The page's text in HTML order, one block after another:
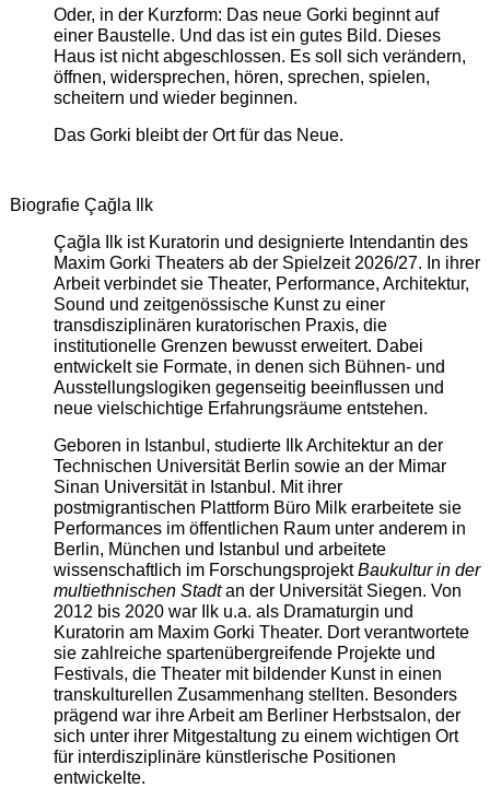
Oder, in der Kurzform: Das neue Gorki beginnt auf
einer Baustelle. Und das ist ein gutes Bild. Dieses
Haus ist nicht abgeschlossen. Es soll sich verändern,
öffnen, widersprechen, hören, sprechen, spielen,
scheitern und wieder beginnen.
Das Gorki bleibt der Ort für das Neue.
Biografie Çağla Ilk
Çağla Ilk ist Kuratorin und designierte Intendantin des
Maxim Gorki Theaters ab der Spielzeit 2026/27. In ihrer
Arbeit verbindet sie Theater, Performance, Architektur,
Sound und zeitgenössische Kunst zu einer
transdisziplinären kuratorischen Praxis, die
institutionelle Grenzen bewusst erweitert. Dabei
entwickelt sie Formate, in denen sich Bühnen- und
Ausstellungslogiken gegenseitig beeinflussen und
neue vielschichtige Erfahrungsräume entstehen.
Geboren in Istanbul, studierte Ilk Architektur an der
Technischen Universität Berlin sowie an der Mimar
Sinan Universität in Istanbul. Mit ihrer
postmigrantischen Plattform Büro Milk erarbeitete sie
Performances im öffentlichen Raum unter anderem in
Berlin, München und Istanbul und arbeitete
wissenschaftlich im ForschungsprojektBaukultur in der
multiethnischen Stadtan der Universität Siegen. Von
2012 bis 2020 war Ilk u.a. als Dramaturgin und
Kuratorin am Maxim Gorki Theater. Dort verantwortete
sie zahlreiche spartenübergreifende Projekte und
Festivals, die Theater mit bildender Kunst in einen
transkulturellen Zusammenhang stellten. Besonders
prägend war ihre Arbeit am Berliner Herbstsalon, der
sich unter ihrer Mitgestaltung zu einem wichtigen Ort
für interdisziplinäre künstlerische Positionen
entwickelte.